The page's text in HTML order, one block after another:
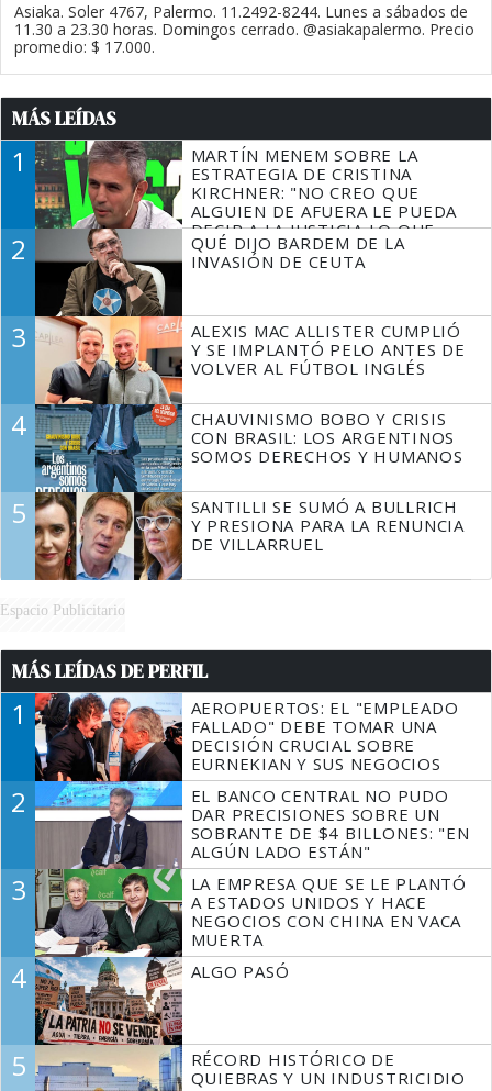
Asiaka. Soler 4767, Palermo. 11.2492-8244. Lunes a sábados de
11.30 a 23.30 horas. Domingos cerrado. @asiakapalermo. Precio
promedio: $ 17.000.
MÁS LEÍDAS
1
MARTÍN MENEM SOBRE LA
ESTRATEGIA DE CRISTINA
KIRCHNER: "NO CREO QUE
ALGUIEN DE AFUERA LE PUEDA
DECIR A LA JUSTICIA LO QUE
TIENE QUE HACER"
2
QUÉ DIJO BARDEM DE LA
INVASIÓN DE CEUTA
3
ALEXIS MAC ALLISTER CUMPLIÓ
Y SE IMPLANTÓ PELO ANTES DE
VOLVER AL FÚTBOL INGLÉS
4
CHAUVINISMO BOBO Y CRISIS
CON BRASIL: LOS ARGENTINOS
SOMOS DERECHOS Y HUMANOS
5
SANTILLI SE SUMÓ A BULLRICH
Y PRESIONA PARA LA RENUNCIA
DE VILLARRUEL
Espacio Publicitario
MÁS LEÍDAS DE PERFIL
1
AEROPUERTOS: EL "EMPLEADO
FALLADO" DEBE TOMAR UNA
DECISIÓN CRUCIAL SOBRE
EURNEKIAN Y SUS NEGOCIOS
2
EL BANCO CENTRAL NO PUDO
DAR PRECISIONES SOBRE UN
SOBRANTE DE $4 BILLONES: "EN
ALGÚN LADO ESTÁN"
3
LA EMPRESA QUE SE LE PLANTÓ
A ESTADOS UNIDOS Y HACE
NEGOCIOS CON CHINA EN VACA
MUERTA
4 ALGO PASÓ
5
RÉCORD HISTÓRICO DE
QUIEBRAS Y UN INDUSTRICIDIO